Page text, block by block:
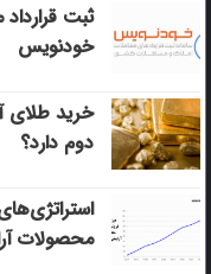
ثبت
خودنویس
خرید
دوم دارد؟
محصولات